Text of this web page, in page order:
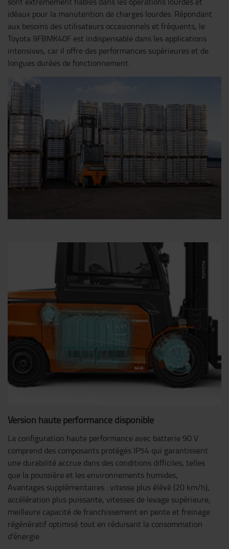
idéaux pour la manutention de charges lourdes. Répondant
aux besoins des utilisateurs occasionnels et fréquents, le
Toyota 9FBMK40F est indispensable dans les applications
intensives, car il offre des performances supérieures et de
longues durées de fonctionnement.
Version haute performance disponible
La configuration haute performance avec batterie 90 V
comprend des composants protégés IP54 qui garantissent
une durabilité accrue dans des conditions difficiles, telles
que la poussière et les environnements humides,
Avantages supplémentaires : vitesse plus élévé (20 km/h),
accélération plus puissante, vitesses de levage supérieure,
meilleure capacité de franchissement en pente et freinage
régénératif optimisé tout en réduisant la consommation
d'énergie.